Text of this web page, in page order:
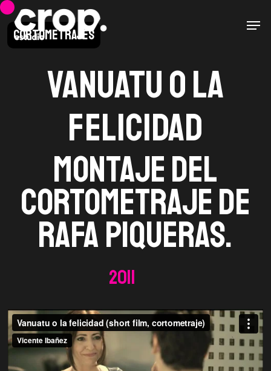
Skip
to
main
Cortometrajes
Vanuatu o la
felicidad
Montaje del
cortometraje de
Rafa Piqueras.
2011